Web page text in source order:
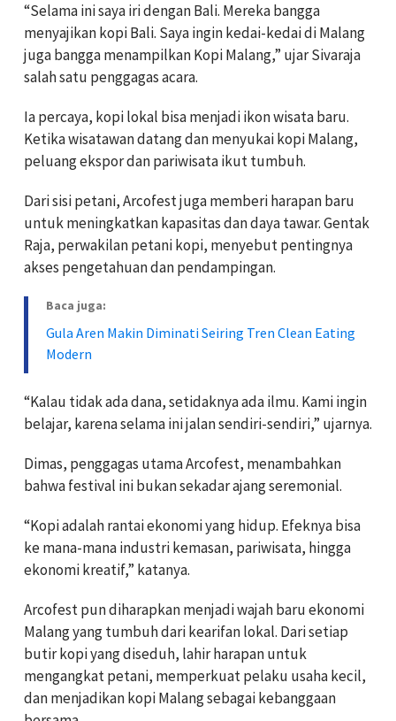
“Selama ini saya iri dengan Bali. Mereka bangga
menyajikan kopi Bali. Saya ingin kedai-kedai di Malang
juga bangga menampilkan Kopi Malang,” ujar Sivaraja
salah satu penggagas acara.
Ia percaya, kopi lokal bisa menjadi ikon wisata baru.
Ketika wisatawan datang dan menyukai kopi Malang,
peluang ekspor dan pariwisata ikut tumbuh.
Dari sisi petani, Arcofest juga memberi harapan baru
untuk meningkatkan kapasitas dan daya tawar. Gentak
Raja, perwakilan petani kopi, menyebut pentingnya
akses pengetahuan dan pendampingan.
Baca juga:
Gula Aren Makin Diminati Seiring Tren Clean Eating
Modern
“Kalau tidak ada dana, setidaknya ada ilmu. Kami ingin
belajar, karena selama ini jalan sendiri-sendiri,” ujarnya.
Dimas, penggagas utama Arcofest, menambahkan
bahwa festival ini bukan sekadar ajang seremonial.
“Kopi adalah rantai ekonomi yang hidup. Efeknya bisa
ke mana-mana industri kemasan, pariwisata, hingga
ekonomi kreatif,” katanya.
Arcofest pun diharapkan menjadi wajah baru ekonomi
Malang yang tumbuh dari kearifan lokal. Dari setiap
butir kopi yang diseduh, lahir harapan untuk
mengangkat petani, memperkuat pelaku usaha kecil,
dan menjadikan kopi Malang sebagai kebanggaan